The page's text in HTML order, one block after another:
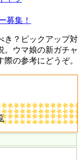
募集！
き？ピックアップ対
。ウマ娘の新ガチャ
際の参考にどうぞ。